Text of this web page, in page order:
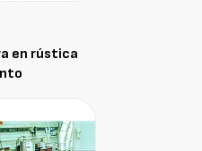
en rústica